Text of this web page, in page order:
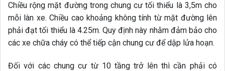
Chiều rộng mặt đường trong chung cư tối thiểu là 3,5m cho
mỗi làn xe. Chiều cao khoảng không tính từ mặt đường lên
phải đạt tối thiểu là 4.25m. Quy định này nhằm đảm bảo cho
các xe chữa cháy có thể tiếp cận chung cư để dập lửa hoạn.
Đối với các chung cư từ 10 tầng trở lên thì cần phải có